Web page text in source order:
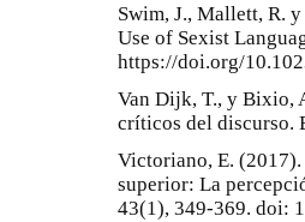
Swim, J., Mallett, R.
Use of Sexist
https://doi.org/
Van Dijk, T., y Bixio,
críticos del discurso.
Victoriano, E.
superior: La
43(1), 349-369. doi: